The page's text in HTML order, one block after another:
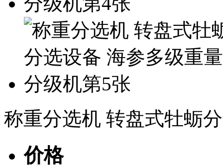
称重分选机 转盘式牡蛎
价格